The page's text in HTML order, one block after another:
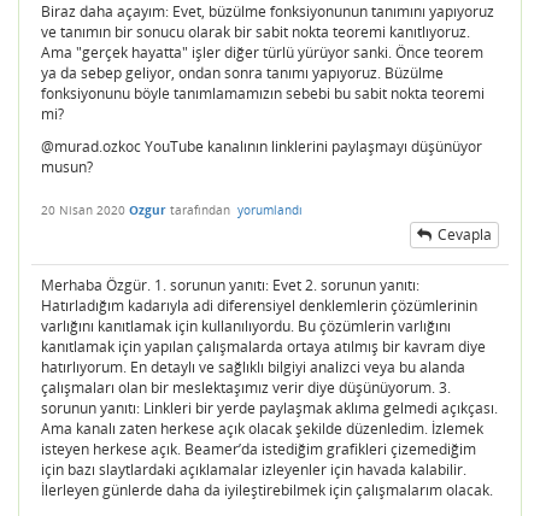
Biraz daha açayım: Evet, büzülme fonksiyonunun tanımını yapıyoruz
ve tanımın bir sonucu olarak bir sabit nokta teoremi kanıtlıyoruz.
Ama "gerçek hayatta" işler diğer türlü yürüyor sanki. Önce teorem
ya da sebep geliyor, ondan sonra tanımı yapıyoruz. Büzülme
fonksiyonunu böyle tanımlamamızın sebebi bu sabit nokta teoremi
mi?
@murad.ozkoc YouTube kanalının linklerini paylaşmayı düşünüyor
musun?
20 Nisan 2020 Ozgur tarafından yorumlandı
Cevapla
Merhaba Özgür. 1. sorunun yanıtı: Evet 2. sorunun yanıtı:
Hatırladığım kadarıyla adi diferensiyel denklemlerin çözümlerinin
varlığını kanıtlamak için kullanılıyordu. Bu çözümlerin varlığını
kanıtlamak için yapılan çalışmalarda ortaya atılmış bir kavram diye
hatırlıyorum. En detaylı ve sağlıklı bilgiyi analizci veya bu alanda
çalışmaları olan bir meslektaşımız verir diye düşünüyorum. 3.
sorunun yanıtı: Linkleri bir yerde paylaşmak aklıma gelmedi açıkçası.
Ama kanalı zaten herkese açık olacak şekilde düzenledim. İzlemek
isteyen herkese açık. Beamer’da istediğim grafikleri çizemediğim
için bazı slaytlardaki açıklamalar izleyenler için havada kalabilir.
İlerleyen günlerde daha da iyileştirebilmek için çalışmalarım olacak.